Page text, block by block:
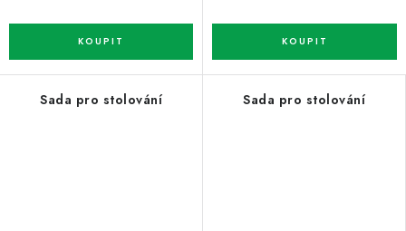
Sada pro stolování Sada pro stolování